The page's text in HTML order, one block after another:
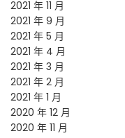
2021 年 11 月
2021 年 9 月
2021 年 5 月
2021 年 4 月
2021 年 3 月
2021 年 2 月
2021 年 1 月
2020 年 12 月
2020 年 11 月